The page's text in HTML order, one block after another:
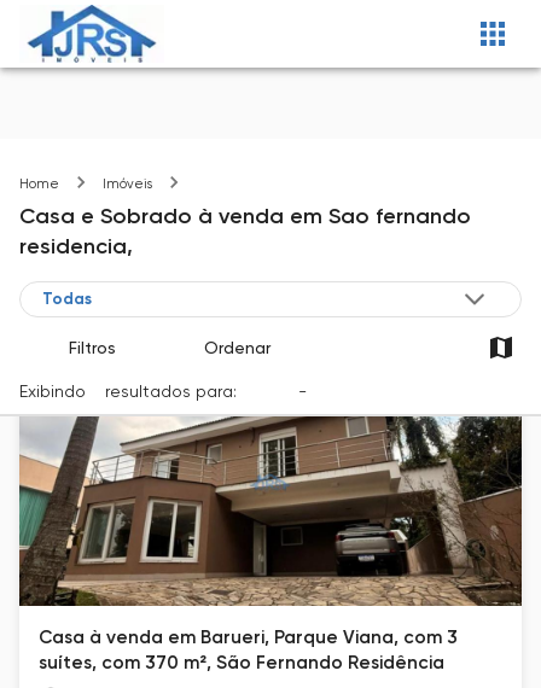
Home Imóveis
Casa e Sobrado à venda em Sao fernando
residencia,
Filtros Ordenar
Exibindo resultados para: -
Casa à venda em Barueri, Parque Viana, com 3
suítes, com 370 m², São Fernando Residência